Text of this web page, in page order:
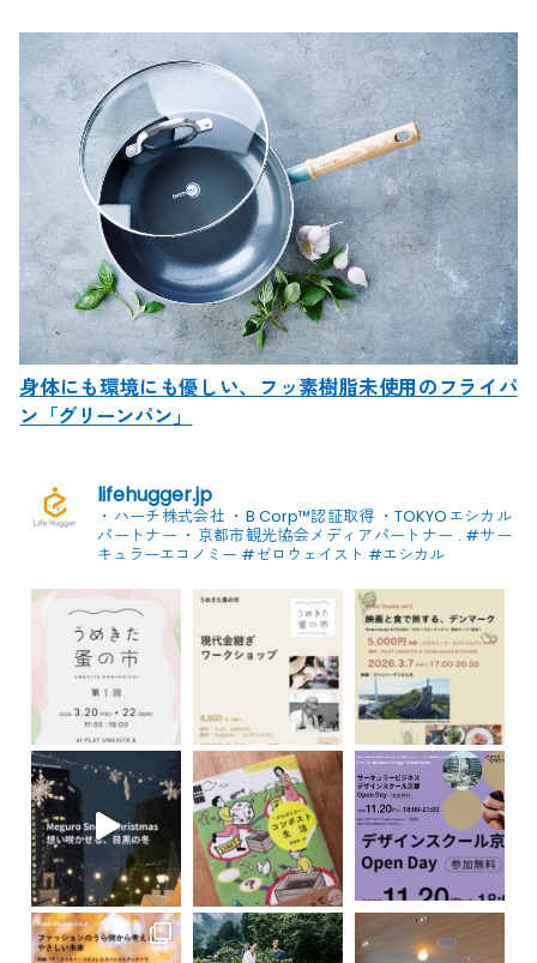
身体にも環境にも優しい、フッ素樹脂未使用のフライパ
ン「グリーンパン」
lifehugger.jp
・ハーチ株式会社 ・B Corp™認証取得 ・TOKYOエシカル
パートナー ・京都市観光協会メディアパートナー . #サー
キュラーエコノミー #ゼロウェイスト #エシカル